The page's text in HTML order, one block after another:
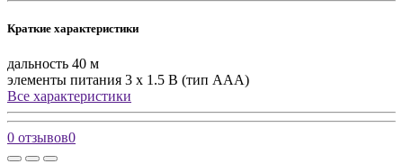
Краткие характеристики
дальность 40 м
элементы питания 3 x 1.5 B (тип ААА)
Все характеристики
0 отзывов0